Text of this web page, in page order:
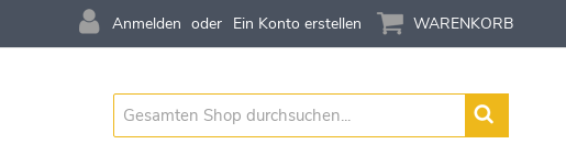
WARENKORB
Anmelden Ein Konto erstellen
Suche